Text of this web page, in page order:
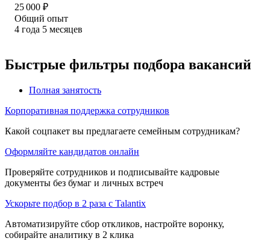
25 000 ₽
Общий опыт
4 года 5 месяцев
Быстрые фильтры подбора вакансий
Полная занятость
Корпоративная поддержка сотрудников
Какой соцпакет вы предлагаете семейным сотрудникам?
Оформляйте кандидатов онлайн
Проверяйте сотрудников и подписывайте кадровые
документы без бумаг и личных встреч
Ускорьте подбор в 2 раза с Talantix
Автоматизируйте сбор откликов, настройте воронку,
собирайте аналитику в 2 клика